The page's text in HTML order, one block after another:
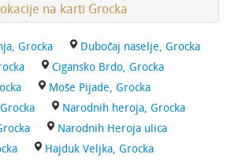
na karti Grocka
Grocka
Dubočaj naselje, Grocka
Cigansko Brdo, Grocka
Moše Pijade, Grocka
Narodnih heroja, Grocka
Narodnih Heroja ulica
Hajduk Veljka, Grocka